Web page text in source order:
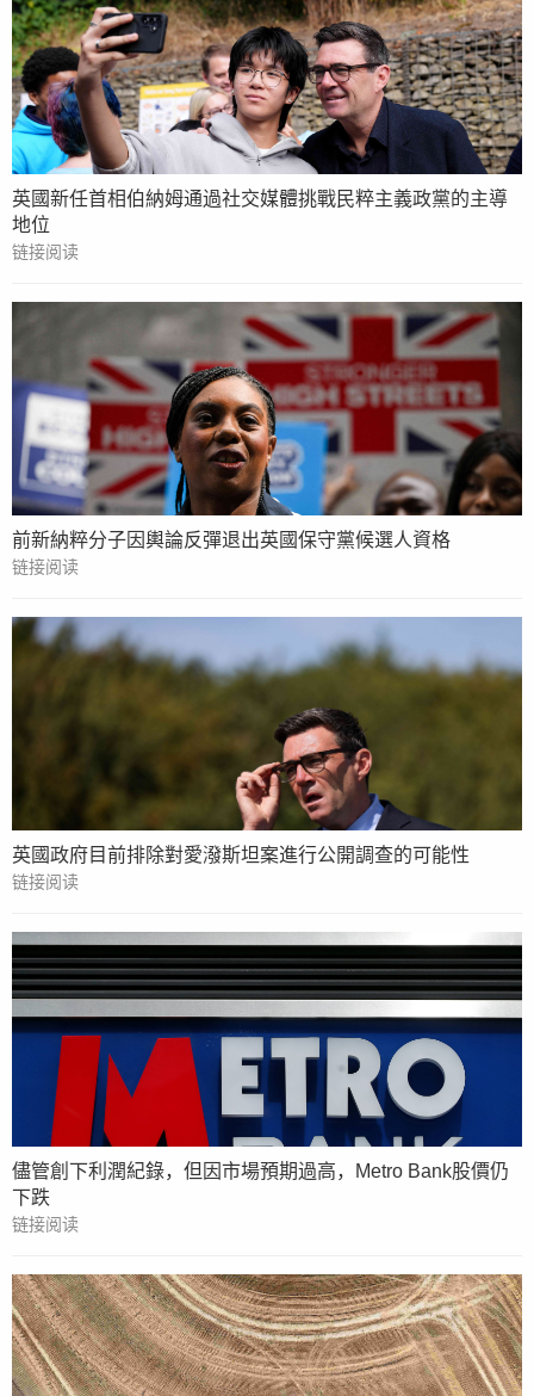
英國新任首相伯納姆通過社交媒體挑戰民粹主義政黨的主導
地位
链接阅读
前新納粹分子因輿論反彈退出英國保守黨候選人資格
链接阅读
英國政府目前排除對愛潑斯坦案進行公開調查的可能性
链接阅读
儘管創下利潤紀錄，但因市場預期過高，Metro Bank股價仍
下跌
链接阅读